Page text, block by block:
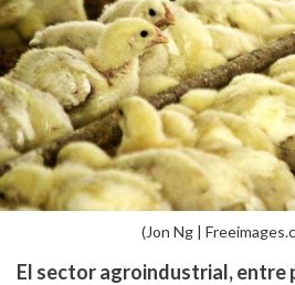
(Jon Ng |
El sector agroindustrial, entre